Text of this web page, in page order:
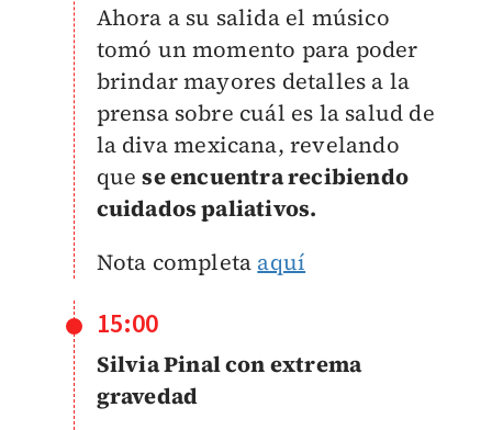
Ahora a su salida el músico
tomó un momento para poder
brindar mayores detalles a la
prensa sobre cuál es la salud de
la diva mexicana, revelando
quese encuentra recibiendo
cuidados paliativos.
Nota completa aquí
15:00
Silvia Pinal con extrema
gravedad